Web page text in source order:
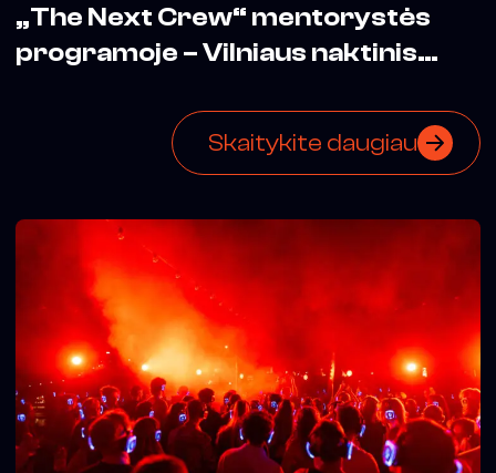
„The Next Crew“ mentorystės
programoje – Vilniaus naktinis
Skaitykite daugiau